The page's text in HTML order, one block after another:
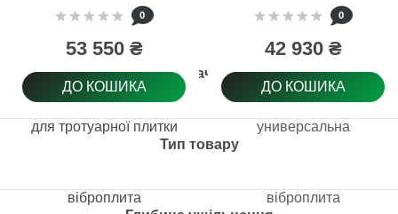
Призначення
Тип товару
0
53 550 ₴
ДО КОШИКА
для тротуарної плитки
віброплита
0
42 930 ₴
ДО КОШИКА
универсальна
віброплита